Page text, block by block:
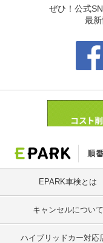
EPARK車検とは
キャンセルについて
ハイブリッドカー対応